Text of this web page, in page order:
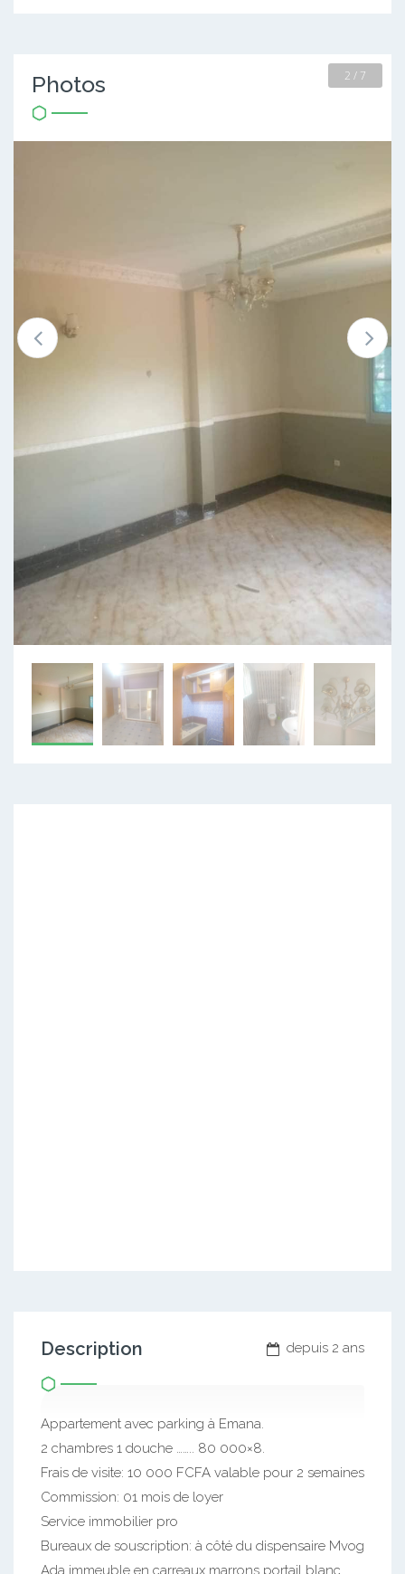
Photos 2 / 7
depuis 2 ans
Description
Appartement avec parking à Emana.
2 chambres 1 douche …….. 80 000×8.
Frais de visite: 10 000 FCFA valable pour 2 semaines
Commission: 01 mois de loyer
Service immobilier pro
Bureaux de souscription: à côté du dispensaire Mvog
Ada immeuble en carreaux marrons portail blanc.